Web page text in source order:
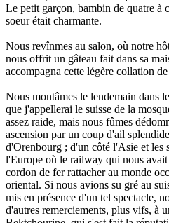
Le petit garçon, bambin de quatre à
soeur était charmante.
Nous revînmes au salon, où notre
nous offrit un gâteau fait dans sa
accompagna cette légère collation
Nous montâmes le lendemain dans
que j'appellerai le suisse de la
assez raide, mais nous fûmes
ascension par un coup d'ail
d'Orenbourg ; d'un côté l'Asie et les
l'Europe où le railway qui nous avait
cordon de fer rattacher au monde
oriental. Si nous avions su gré au
mis en présence d'un tel spectacle,
d'autres remerciements, plus vifs, à